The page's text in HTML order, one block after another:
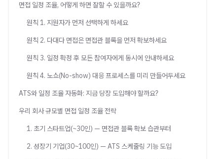
면접 일정 조율, 어떻게 하면 잘할 수 있을까요?
원칙 1. 지원자가 먼저 선택하게 하세요
원칙 2. 다대다 면접은 면접관 블록을 먼저 확보하세요
원칙 3. 일정 확정 후 모든 참여자에게 동시에 안내하세요
원칙 4. 노쇼(No-show) 대응 프로세스를 미리 만들어두세요
ATS와 일정 조율 자동화: 지금 당장 도입해야 할까요?
우리 회사 규모별 면접 일정 조율 전략
1. 초기 스타트업(~30인) — 면접관 블록 확보 습관부터
2. 성장기 기업(30~100인) — ATS 스케줄링 기능 도입